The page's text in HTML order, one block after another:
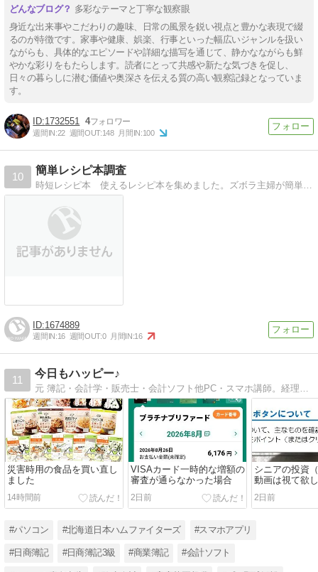
多彩なテーマと丁寧な観察眼
身近な出来事やこだわりの趣味、日常の風景を鋭い視点と豊かな表現で綴
るのが特徴です。家事や健康、娯楽、行事といった幅広いジャンルを扱い
ながらも、具体的なエピソードや詳細な描写を通じて、静かなながらも鮮
やかな彩りをもたらします。読者にとって共感や新たな気づきを促し、
日々の暮らしに潜む価値や奥深さを伝える質の高い観察記録となっていま
す。
1732551 4
週間IN:22 週間OUT:148 月間IN:100
10
簡単レシピ本調査
時短レシピ本 使えるレシピ本を集めました。ズボラ主婦が簡単で安くて美味しいレシピを探して本を紹介しています。
1674889
週間IN:16 週間OUT:0 月間IN:16
11
今日もハッピー♪
元 簿記・会計学・販売士・会計ソフト他PC・スマホ講師。経理業務お役立ち・スマホ＆PCお役立ち・シニアの投資・プロ野球観戦等について綴ります。よろしくお願いします。
災害時用の食品を買い直し
ました
14時間前
VISAカード一時的な増額の
審査が通らなかった場合
2日前
シニアの投資
動画は視て欲
2日前
#パソコン #北海道日本ハムファイターズ #スマホアプリ
#日商簿記 #日商簿記3級 #商業簿記 #会計ソフト